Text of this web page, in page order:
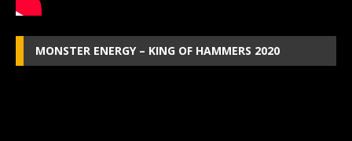
MONSTER ENERGY – KING OF HAMMERS 2020